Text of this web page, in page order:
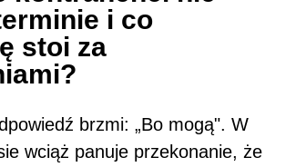
i co
stoi za
brzmi: „Bo mogą". W
wciąż panuje przekonanie, że